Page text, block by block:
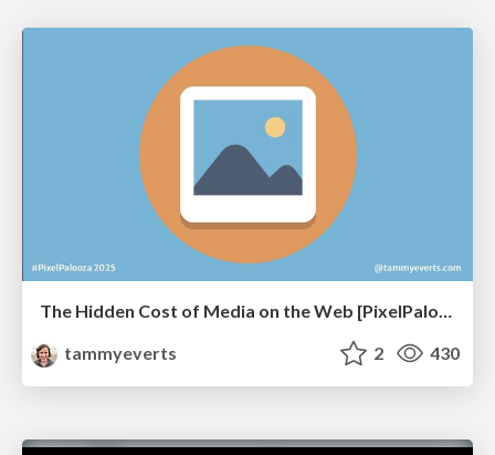
The Hidden Cost of Media on the Web [PixelPalooza 2025]
tammyeverts
2 430